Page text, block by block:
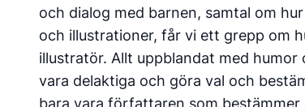
och dialog med barnen, samtal om
och illustrationer, får vi ett grepp om
illustratör. Allt uppblandat med
vara delaktiga och göra val och
bara vara författaren som bestämmer